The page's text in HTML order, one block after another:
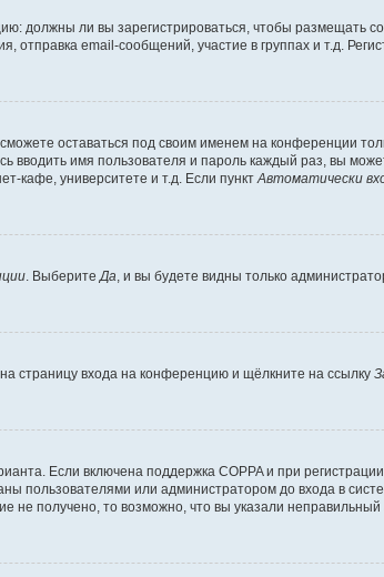
должны ли вы зарегистрироваться, чтобы размещать
email-сообщений, участие в группах и т.д.
сможете оставаться под своим именем на конференции
вводить имя пользователя и пароль каждый раз, вы
кафе, университете и т.д. Если пункт Автоматически
. Выберите Да , и вы будете видны только
страницу входа на конференцию и щёлкните на ссылку
Если включена поддержка COPPA и при
пользователями или администратором до входа в
получено, то возможно, что вы указали